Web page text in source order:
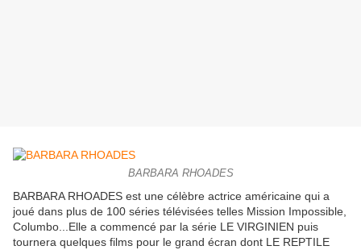
BARBARA RHOADES
BARBARA RHOADES est une célèbre actrice américaine qui a
joué dans plus de 100 séries télévisées telles Mission Impossible,
Columbo...Elle a commencé par la série LE VIRGINIEN puis
tournera quelques films pour le grand écran dont LE REPTILE